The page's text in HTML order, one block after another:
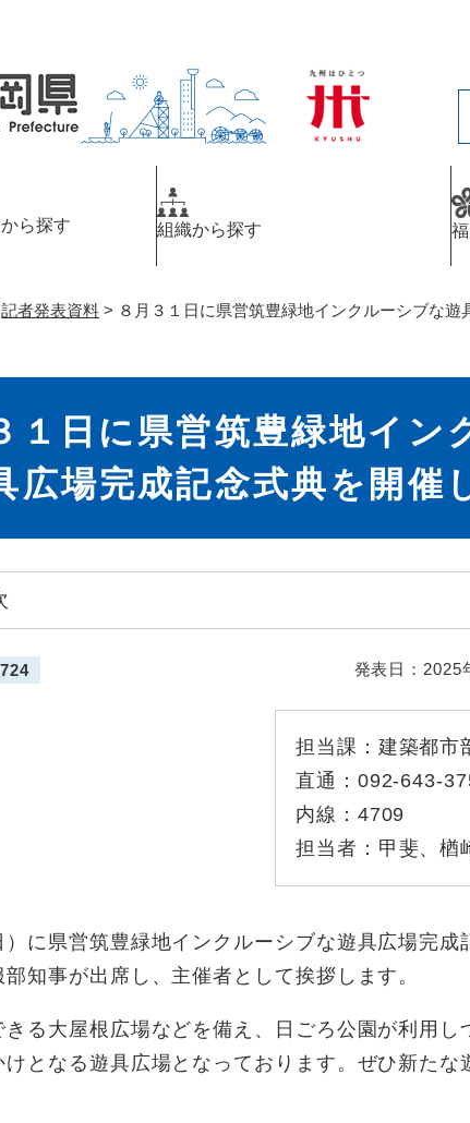
ら探す 組織から探す
記者発表資料 > ８月３１日に県営筑豊緑地インクルーシブな遊
１日に県営筑豊緑地イン
広場完成記念式典を開催
発表日： 2025
担当課： 建築都
直通： 092-643-
内線： 4709
担当者： 甲斐、楢
）に県営筑豊緑地インクルーシブな遊具広場完成
知事が出席し、主催者として挨拶します。
る大屋根広場などを備え、日ごろ公園が利用し
となる遊具広場となっております。ぜひ新たな